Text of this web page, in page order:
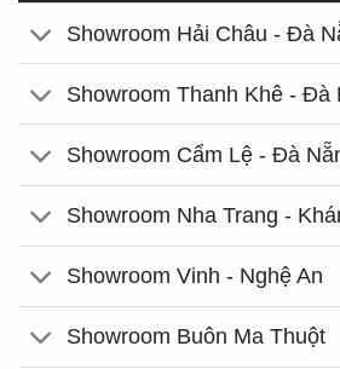
Showroom Hải Châu - Đà
Showroom Thanh Khê - Đà
Showroom Cẩm Lệ - Đà
Showroom Nha Trang -
Showroom Vinh - Nghệ An
Showroom Buôn Ma Thuột